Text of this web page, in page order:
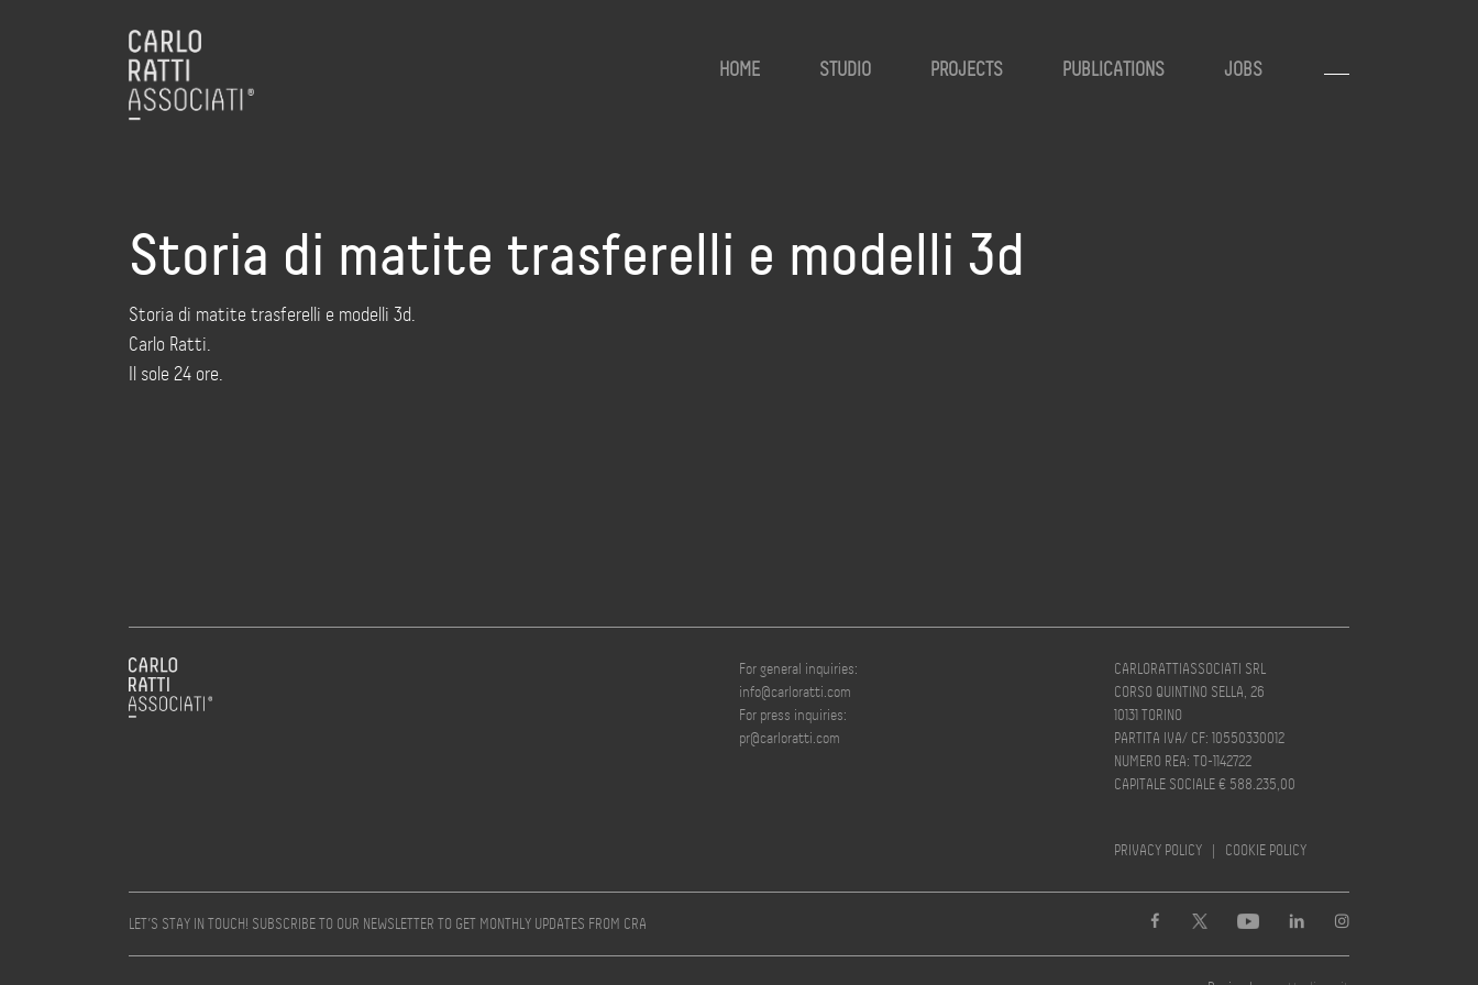
HOME STUDIO PROJECTS PUBLICATIONS JOBS
Storia di matite trasferelli e modelli 3d
Storia di matite trasferelli e modelli 3d.
Carlo Ratti.
Il sole 24 ore.
For general inquiries:
info@carloratti.com
For press inquiries:
pr@carloratti.com
CARLORATTIASSOCIATI SRL
CORSO QUINTINO SELLA, 26
10131 TORINO
PARTITA IVA/ CF: 10550330012
NUMERO REA: TO-1142722
CAPITALE SOCIALE € 588.235,00
PRIVACY POLICY | COOKIE POLICY
LET’S STAY IN TOUCH! SUBSCRIBE TO OUR NEWSLETTER TO GET MONTHLY UPDATES FROM CRA